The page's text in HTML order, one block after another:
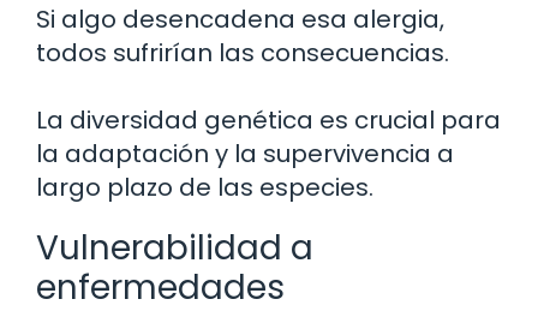
Si algo desencadena esa alergia,
todos sufrirían las consecuencias.
La diversidad genética es crucial para
la adaptación y la supervivencia a
largo plazo de las especies.
Vulnerabilidad a
enfermedades